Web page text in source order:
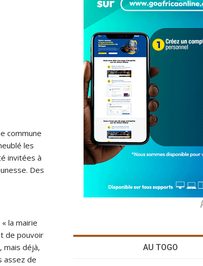
commune
les
invitées à
Des
la mairie
de pouvoir
mais déjà,
assez de
AU TOGO